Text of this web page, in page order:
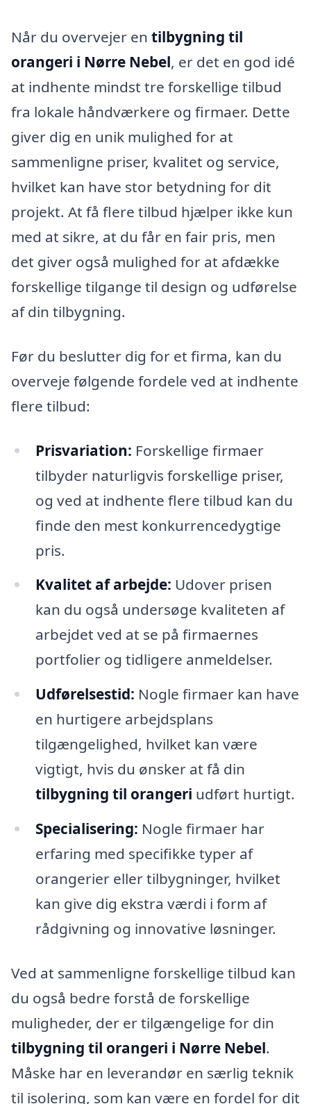
Når du overvejer en tilbygning til
orangeri i Nørre Nebel, er det en god idé
at indhente mindst tre forskellige tilbud
fra lokale håndværkere og firmaer. Dette
giver dig en unik mulighed for at
sammenligne priser, kvalitet og service,
hvilket kan have stor betydning for dit
projekt. At få flere tilbud hjælper ikke kun
med at sikre, at du får en fair pris, men
det giver også mulighed for at afdække
forskellige tilgange til design og udførelse
af din tilbygning.
Før du beslutter dig for et firma, kan du
overveje følgende fordele ved at indhente
flere tilbud:
Prisvariation: Forskellige firmaer
tilbyder naturligvis forskellige priser,
og ved at indhente flere tilbud kan du
finde den mest konkurrencedygtige
pris.
Kvalitet af arbejde: Udover prisen
kan du også undersøge kvaliteten af
arbejdet ved at se på firmaernes
portfolier og tidligere anmeldelser.
Udførelsestid: Nogle firmaer kan have
en hurtigere arbejdsplans
tilgængelighed, hvilket kan være
vigtigt, hvis du ønsker at få din
tilbygning til orangeri udført hurtigt.
Specialisering: Nogle firmaer har
erfaring med specifikke typer af
orangerier eller tilbygninger, hvilket
kan give dig ekstra værdi i form af
rådgivning og innovative løsninger.
Ved at sammenligne forskellige tilbud kan
du også bedre forstå de forskellige
muligheder, der er tilgængelige for din
tilbygning til orangeri i Nørre Nebel.
Måske har en leverandør en særlig teknik
til isolering, som kan være en fordel for dit